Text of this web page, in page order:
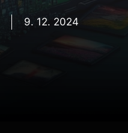
9. 12. 2024